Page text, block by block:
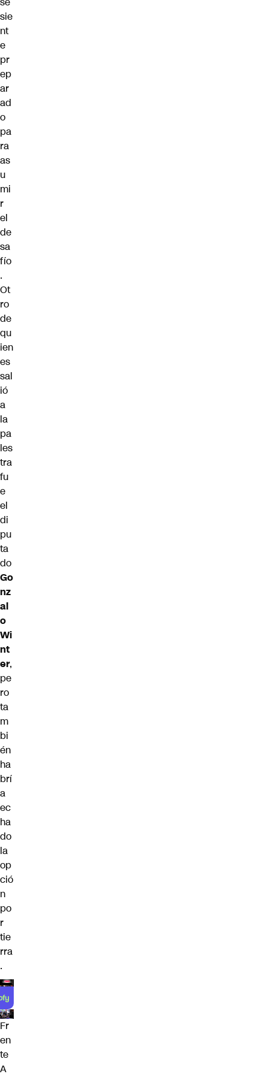
sie
nt
e
pr
ep
ar
ad
o
pa
ra
as
u
mi
r
el
de
sa
fío
.
Ot
ro
de
qu
ien
es
sal
ió
a
la
pa
les
tra
fu
e
el
di
pu
ta
do
Go
nz
al
o
Wi
nt
er,
pe
ro
ta
m
bi
én
ha
brí
a
ec
ha
do
la
op
ció
n
po
r
tie
rra
.
Fr
en
te
A